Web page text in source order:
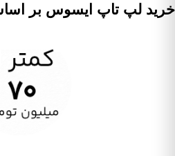
خرید لپ تاپ ایسوس بر